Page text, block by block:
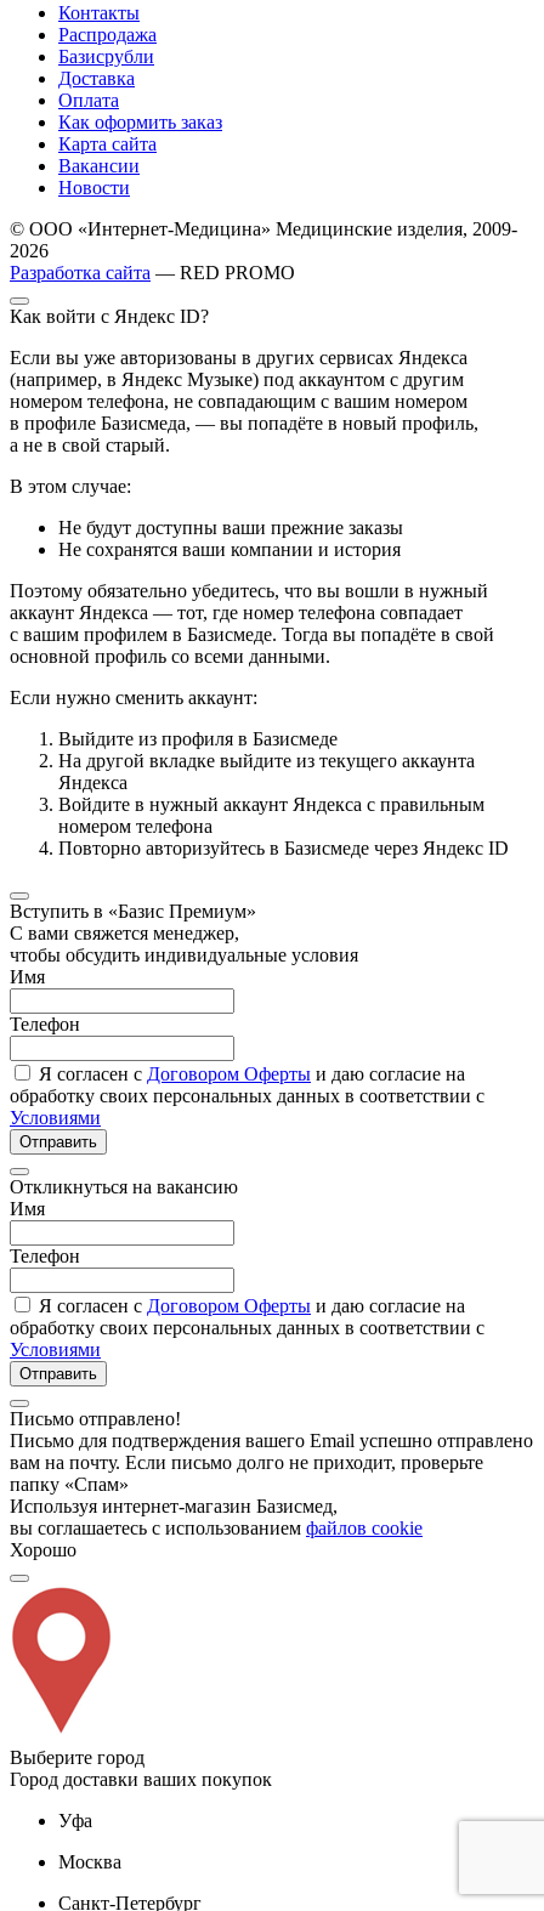
Контакты
Распродажа
Базисрубли
Доставка
Оплата
Как оформить заказ
Карта сайта
Вакансии
Новости
© ООО «Интернет-Медицина» Медицинские изделия, 2009-
2026
Разработка сайта — RED PROMO
Как войти с Яндекс ID?
Если вы уже авторизованы в других сервисах Яндекса
(например, в Яндекс Музыке) под аккаунтом с другим
номером телефона, не совпадающим с вашим номером
в профиле Базисмеда, — вы попадёте в новый профиль,
а не в свой старый.
В этом случае:
Не будут доступны ваши прежние заказы
Не сохранятся ваши компании и история
Поэтому обязательно убедитесь, что вы вошли в нужный
аккаунт Яндекса — тот, где номер телефона совпадает
с вашим профилем в Базисмеде. Тогда вы попадёте в свой
основной профиль со всеми данными.
Если нужно сменить аккаунт:
Выйдите из профиля в Базисмеде
На другой вкладке выйдите из текущего аккаунта
Яндекса
Войдите в нужный аккаунт Яндекса с правильным
номером телефона
Повторно авторизуйтесь в Базисмеде через Яндекс ID
Вступить в «Базис Премиум»
С вами свяжется менеджер,
чтобы обсудить индивидуальные условия
Имя
Телефон
Я согласен с Договором Оферты и даю согласие на
обработку своих персональных данных в соответствии с
Условиями
Отправить
Откликнуться на вакансию
Имя
Телефон
Я согласен с Договором Оферты и даю согласие на
обработку своих персональных данных в соответствии с
Условиями
Отправить
Письмо отправлено!
Письмо для подтверждения вашего Email успешно отправлено
вам на почту. Если письмо долго не приходит, проверьте
папку «Спам»
Используя интернет-магазин Базисмед,
вы соглашаетесь с использованием файлов cookie
Хорошо
Выберите город
Город доставки ваших покупок
Уфа
Москва
Санкт-Петербург